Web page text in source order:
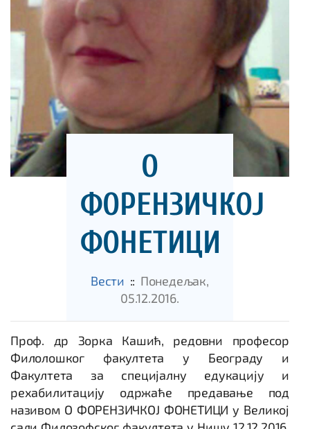
О
ФОРЕНЗИЧКОЈ
ФОНЕТИЦИ
Вести :: Понедељак,
05.12.2016.
Проф. др Зорка Кашић, редовни професор
Филолошког факултета у Београду и
Факултета за специјалну едукацију и
рехабилитацију одржаће предавање под
називом О ФОРЕНЗИЧКОЈ ФОНЕТИЦИ у Великој